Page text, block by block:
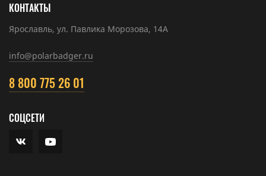
КОНТАКТЫ
Ярославль, ул. Павлика Морозова, 14А
info@polarbadger.ru
8 800 775 26 01
СОЦСЕТИ